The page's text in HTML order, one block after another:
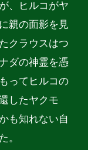
、ヒルコがヤ
親の面影を見
クラウスはつ
ダの神霊を憑
ってヒルコの
したヤクモ
も知れない自
。